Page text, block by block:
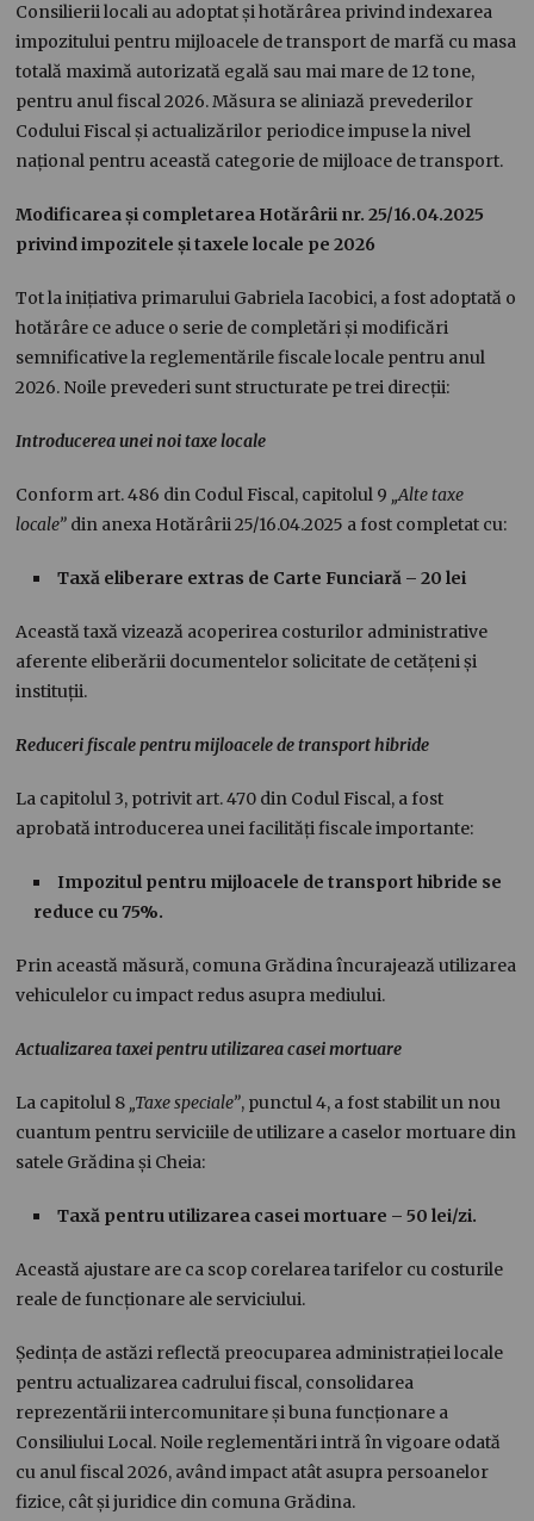
Consilierii locali au adoptat și hotărârea privind indexarea
impozitului pentru mijloacele de transport de marfă cu masa
totală maximă autorizată egală sau mai mare de 12 tone,
pentru anul fiscal 2026. Măsura se aliniază prevederilor
Codului Fiscal și actualizărilor periodice impuse la nivel
național pentru această categorie de mijloace de transport.
Modificarea și completarea Hotărârii nr. 25/16.04.2025
privind impozitele și taxele locale pe 2026
Tot la inițiativa primarului Gabriela Iacobici, a fost adoptată o
hotărâre ce aduce o serie de completări și modificări
semnificative la reglementările fiscale locale pentru anul
2026. Noile prevederi sunt structurate pe trei direcții:
Introducerea unei noi taxe locale
Conform art. 486 din Codul Fiscal, capitolul 9 „Alte taxe
locale” din anexa Hotărârii 25/16.04.2025 a fost completat cu:
Taxă eliberare extras de Carte Funciară – 20 lei
Această taxă vizează acoperirea costurilor administrative
aferente eliberării documentelor solicitate de cetățeni și
instituții.
Reduceri fiscale pentru mijloacele de transport hibride
La capitolul 3, potrivit art. 470 din Codul Fiscal, a fost
aprobată introducerea unei facilități fiscale importante:
Impozitul pentru mijloacele de transport hibride se
reduce cu 75%.
Prin această măsură, comuna Grădina încurajează utilizarea
vehiculelor cu impact redus asupra mediului.
Actualizarea taxei pentru utilizarea casei mortuare
La capitolul 8 „Taxe speciale”, punctul 4, a fost stabilit un nou
cuantum pentru serviciile de utilizare a caselor mortuare din
satele Grădina și Cheia:
Taxă pentru utilizarea casei mortuare – 50 lei/zi.
Această ajustare are ca scop corelarea tarifelor cu costurile
reale de funcționare ale serviciului.
Ședința de astăzi reflectă preocuparea administrației locale
pentru actualizarea cadrului fiscal, consolidarea
reprezentării intercomunitare și buna funcționare a
Consiliului Local. Noile reglementări intră în vigoare odată
cu anul fiscal 2026, având impact atât asupra persoanelor
fizice, cât și juridice din comuna Grădina.